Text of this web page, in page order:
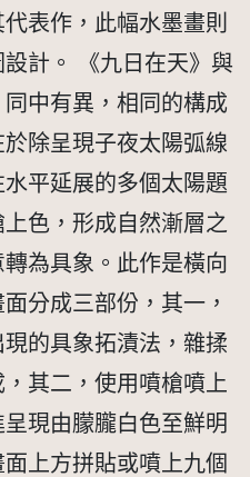
表作，此幅水墨畫則
計。 《九日在天》與
中有異，相同的構成
除呈現子夜太陽弧線
平延展的多個太陽題
色，形成自然漸層之
為具象。此作是橫向
分成三部份，其一，
的具象拓漬法，雜揉
其二，使用噴槍噴上
現由朦朧白色至鮮明
上方拼貼或噴上九個